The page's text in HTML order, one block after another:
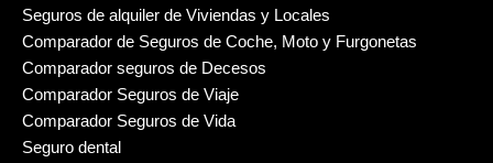
Seguros de alquiler de Viviendas y Locales
Comparador de Seguros de Coche, Moto y Furgonetas
Comparador seguros de Decesos
Comparador Seguros de Viaje
Comparador Seguros de Vida
Seguro dental